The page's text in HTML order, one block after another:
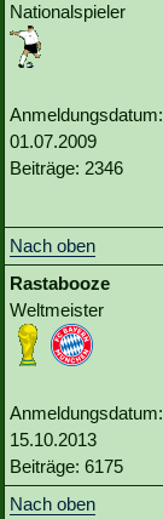
Nationalspieler
Anmeldungsdatum:
01.07.2009
Beiträge: 2346
Nach oben
Rastabooze
Weltmeister
Anmeldungsdatum:
15.10.2013
Beiträge: 6175
Nach oben